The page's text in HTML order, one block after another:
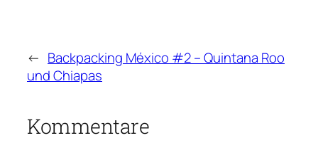
← Backpacking México #2 – Quintana Roo
und Chiapas
Kommentare